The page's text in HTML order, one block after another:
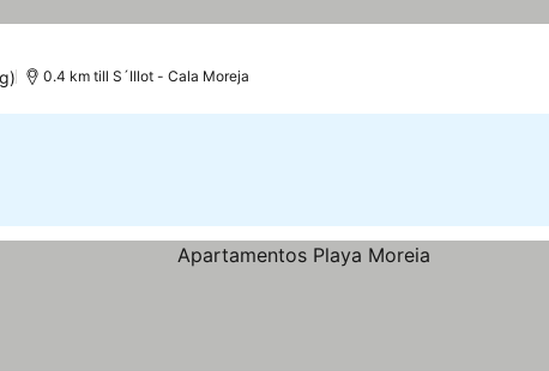
0.4 km till S´Illot - Cala Moreja